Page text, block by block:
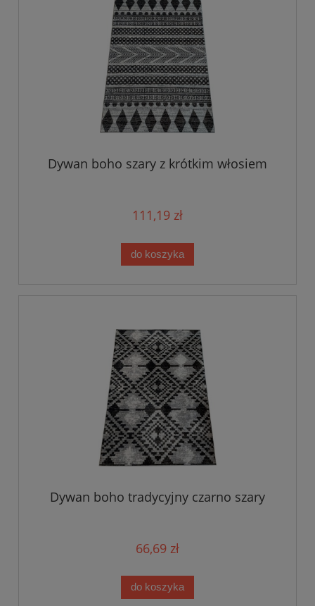
Dywan boho szary z krótkim włosiem
111,19 zł
do koszyka
Dywan boho tradycyjny czarno szary
66,69 zł
do koszyka